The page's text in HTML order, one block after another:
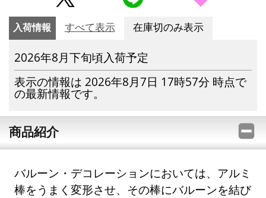
入荷情報 すべて表示 在庫切のみ表示
2026年8月下旬頃入荷予定
表示の情報は 2026年8月7日 17時57分 時点で
の最新情報です。
商品紹介
バルーン・デコレーションにおいては、アルミ
棒をうまく変形させ、その棒にバルーンを結び